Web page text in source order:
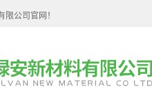
公司官网！